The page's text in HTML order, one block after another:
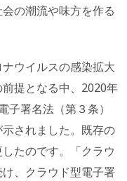
の潮流や味方を作る
ウイルスの感染拡大
提となる中、2020年
署名法（第３条）
されました。既存の
たのです。「クラウ
、クラウド型電子署